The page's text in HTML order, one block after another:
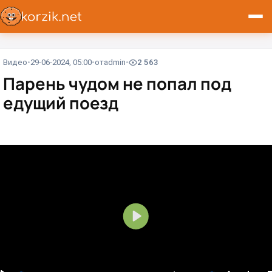
Видео 29-06-2024, 05:00 отadmin 2 563
Парень чудом не попал под
едущий поезд
В